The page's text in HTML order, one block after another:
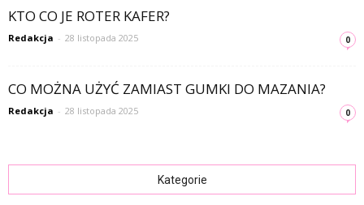
KTO CO JE ROTER KAFER?
Redakcja - 28 listopada 2025 0
CO MOŻNA UŻYĆ ZAMIAST GUMKI DO MAZANIA?
Redakcja - 28 listopada 2025 0
Kategorie